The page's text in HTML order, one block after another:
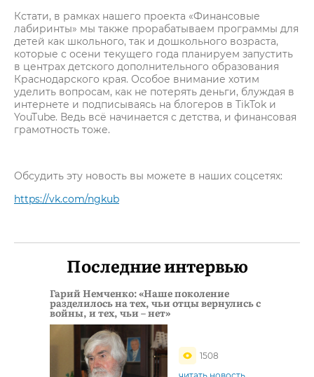
Кстати, в рамках нашего проекта «Финансовые
лабиринты» мы также прорабатываем программы для
детей как школьного, так и дошкольного возраста,
которые с осени текущего года планируем запустить
в центрах детского дополнительного образования
Краснодарского края. Особое внимание хотим
уделить вопросам, как не потерять деньги, блуждая в
интернете и подписываясь на блогеров в TikTok и
YouTube. Ведь всё начинается с детства, и финансовая
грамотность тоже.
Обсудить эту новость вы можете в наших соцсетях:
https://vk.com/ngkub
Последние интервью
Гарий Немченко: «Наше поколение
разделилось на тех, чьи отцы вернулись с
войны, и тех, чьи – нет»
1508